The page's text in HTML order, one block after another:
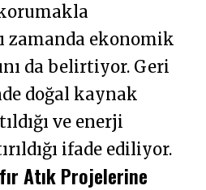
zamanda ekonomik
da belirtiyor. Geri
doğal kaynak
ve enerji
ifade ediliyor.
Atık Projelerine